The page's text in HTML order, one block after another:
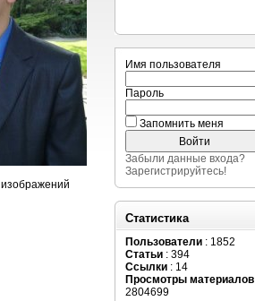
изображений
Имя пользователя
Пароль
Запомнить меня
Забыли данные входа?
Зарегистрируйтесь!
Статистика
Пользователи : 1852
Статьи : 394
Ссылки : 14
Просмотры материалов
2804699